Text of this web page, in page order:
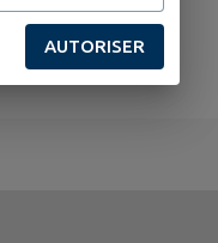
AUTORISER